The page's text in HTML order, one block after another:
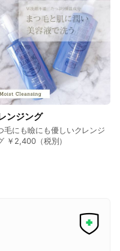
用されている方
ー及び刺青をされてい
にご使用されている方
さい)
ン酸注射を行ったこと
致します）
間以内(にんにく注射、
以内の方
ている方（1年以内）
やかゆみ、腫れ感、ひ
なる場合があります。
再生が促進）によるも
ンジング
毛にも瞼にも優しいクレンジ
￥2,400（税別）